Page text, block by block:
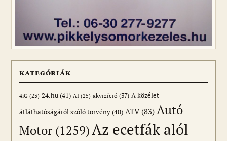
KATEGÓRIÁK
4iG (23) 24.hu(41) AI (25) akvizíció (37) A közélet
átláthatóságáról szóló törvény(40) ATV(83) Autó-
Motor (1259)Az ecetfák alól